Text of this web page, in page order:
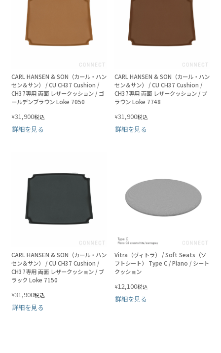
CARL HANSEN & SON（カール・ハン
セン＆サン） / CU CH37 Cushion /
CH37専用 両面 レザークッション / ゴ
ールデンブラウン Loke 7050
¥31,900税込
詳細を見る
CARL HANSEN & SON（カール・ハン
セン＆サン） / CU CH37 Cushion /
CH37専用 両面 レザークッション / ブ
ラウン Loke 7748
¥31,900税込
詳細を見る
CARL HANSEN & SON（カール・ハン
セン＆サン） / CU CH37 Cushion /
CH37専用 両面 レザークッション / ブ
ラック Loke 7150
¥31,900税込
詳細を見る
Vitra（ヴィトラ） / Soft Seats（ソ
フトシート） Type C / Plano / シート
クッション
¥12,100税込
詳細を見る